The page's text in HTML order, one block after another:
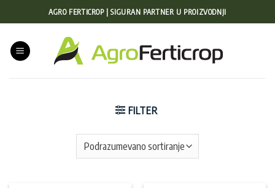
na
AGRO FERTICROP | SIGURAN PARTNER U PROIZVODNJI
FILTER